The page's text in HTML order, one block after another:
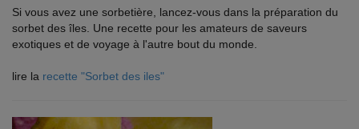
Si vous avez une sorbetière, lancez-vous dans la préparation du
sorbet des îles. Une recette pour les amateurs de saveurs
exotiques et de voyage à l'autre bout du monde.
lire la recette "Sorbet des iles"